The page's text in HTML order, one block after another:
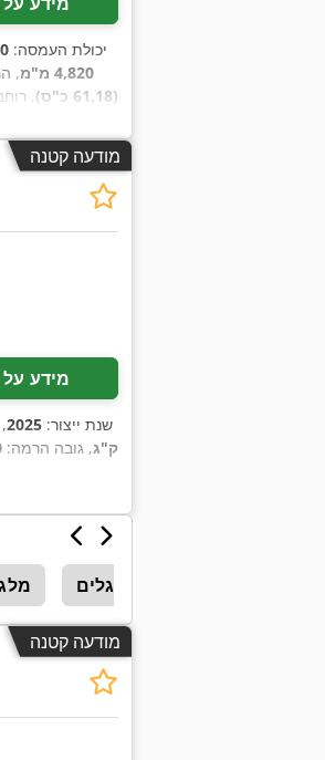
, יכולת העמסה:
4,820 מ"מ
,
(61.18 כ"ס)
,
מודעה קטנה
מידע
, שנת ייצור: 2025
ק"ג, גובה הרמה:
מודעה קטנה